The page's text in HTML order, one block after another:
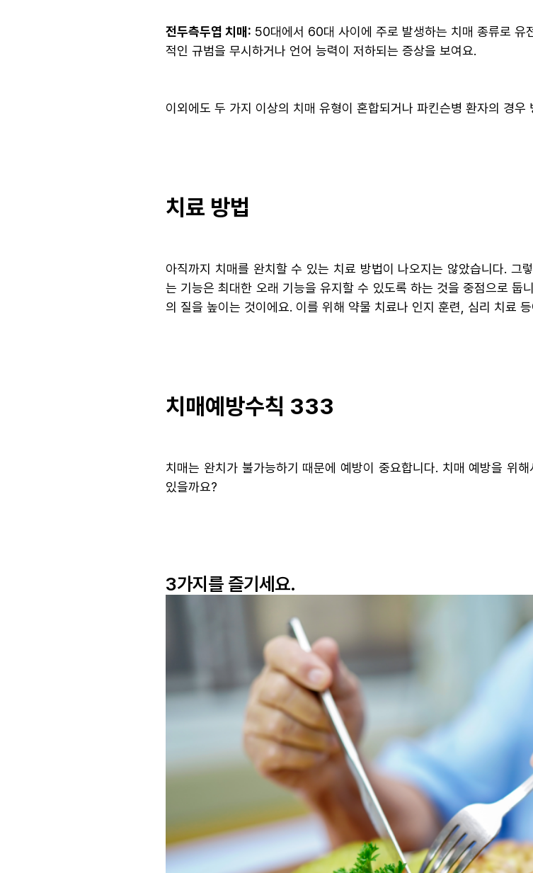
전두측두엽 치매: 50대에서 60대 사이에 주로 발생하는 치매 종류로 유
적인 규범을 무시하거나 언어 능력이 저하되는 증상을 보여요.
이외에도 두 가지 이상의 치매 유형이 혼합되거나 파킨슨병 환자의 경우
치료 방법
아직까지 치매를 완치할 수 있는 치료 방법이 나오지는 않았습니다.
는 기능은 최대한 오래 기능을 유지할 수 있도록 하는 것을 중점으로
의 질을 높이는 것이에요. 이를 위해 약물 치료나 인지 훈련, 심리 치료
치매예방수칙 333
치매는 완치가 불가능하기 때문에 예방이 중요합니다. 치매 예방을 위
있을까요?
3가지를 즐기세요.